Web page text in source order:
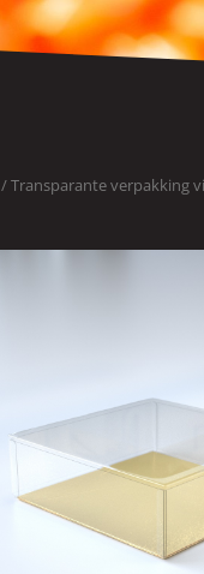
/ Transparante verpakking